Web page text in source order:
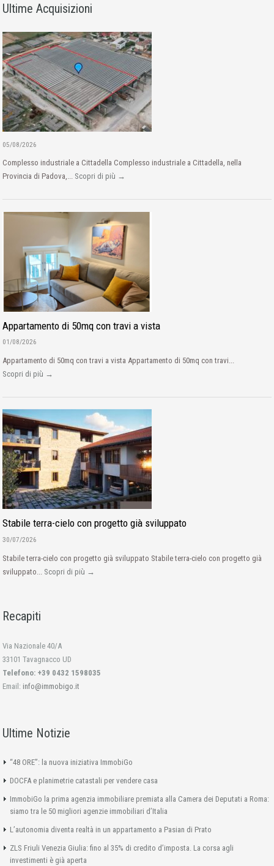
Ultime Acquisizioni
05/08/2026
Complesso industriale a Cittadella Complesso industriale a Cittadella, nella
Provincia di Padova,... Scopri di più →
Appartamento di 50mq con travi a vista
01/08/2026
Appartamento di 50mq con travi a vista Appartamento di 50mq con travi...
Scopri di più →
Stabile terra-cielo con progetto già sviluppato
30/07/2026
Stabile terra-cielo con progetto già sviluppato Stabile terra-cielo con progetto già
sviluppato... Scopri di più →
Recapiti
Via Nazionale 40/A
33101 Tavagnacco UD
Telefono: +39 0432 1598035
Email: info@immobigo.it
Ultime Notizie
“48 ORE”: la nuova iniziativa ImmobiGo
DOCFA e planimetrie catastali per vendere casa
ImmobiGo la prima agenzia immobiliare premiata alla Camera dei Deputati a Roma:
siamo tra le 50 migliori agenzie immobiliari d’Italia
L’autonomia diventa realtà in un appartamento a Pasian di Prato
ZLS Friuli Venezia Giulia: fino al 35% di credito d’imposta. La corsa agli
investimenti è già aperta